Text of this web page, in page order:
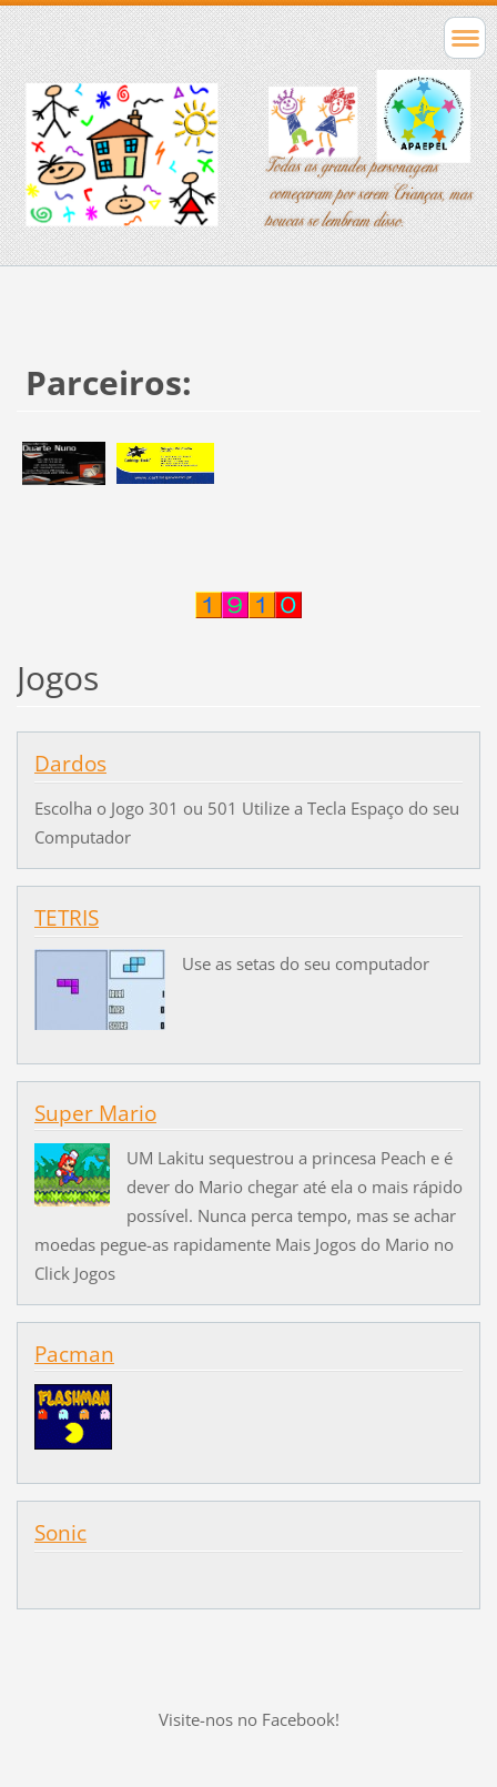
Parceiros:
Jogos
Dardos
Escolha o Jogo 301 ou 501 Utilize a Tecla Espaço do seu
Computador
TETRIS
Use as setas do seu computador
Super Mario
UM Lakitu sequestrou a princesa Peach e é
dever do Mario chegar até ela o mais rápido
possível. Nunca perca tempo, mas se achar
moedas pegue-as rapidamente Mais Jogos do Mario no
Click Jogos
Pacman
Sonic
Visite-nos no Facebook!